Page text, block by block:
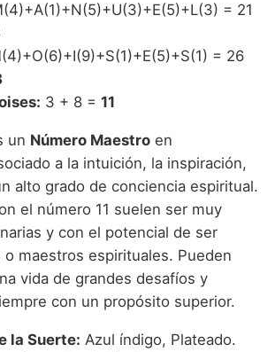
= 21
= 26
3 + 8 = 11
un Número Maestro en
a la intuición, la inspiración,
alto grado de conciencia espiritual.
el número 11 suelen ser muy
y con el potencial de ser
maestros espirituales. Pueden
vida de grandes desafíos y
con un propósito superior.
la Suerte: Azul índigo, Plateado.